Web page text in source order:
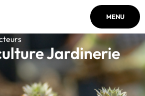
MENU
Jardinerie